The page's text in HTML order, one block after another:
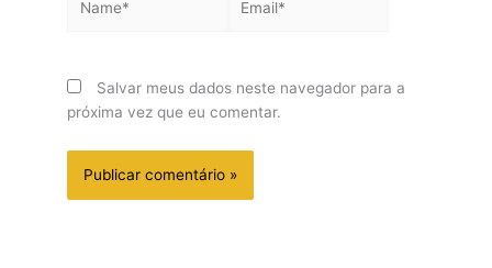
Salvar meus dados neste navegador para a
próxima vez que eu comentar.